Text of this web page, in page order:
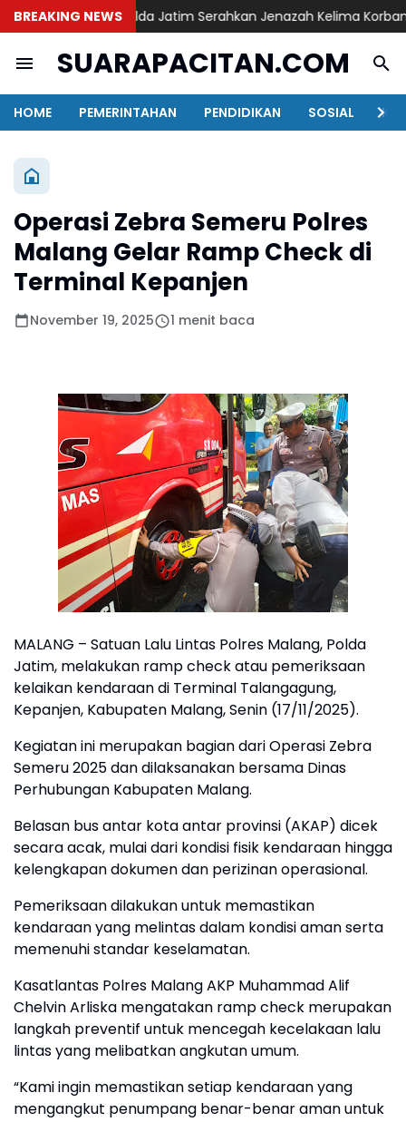
BREAKING NEWS
DVI Polda Jatim Serahkan Jenazah Kelima Korban KM
SUARAPACITAN.COM
HOME PEMERINTAHAN PENDIDIKAN SOSIAL
Operasi Zebra Semeru Polres
Malang Gelar Ramp Check di
Terminal Kepanjen
November 19, 2025 1 menit baca
MALANG – Satuan Lalu Lintas Polres Malang, Polda
Jatim, melakukan ramp check atau pemeriksaan
kelaikan kendaraan di Terminal Talangagung,
Kepanjen, Kabupaten Malang, Senin (17/11/2025).
Kegiatan ini merupakan bagian dari Operasi Zebra
Semeru 2025 dan dilaksanakan bersama Dinas
Perhubungan Kabupaten Malang.
Belasan bus antar kota antar provinsi (AKAP) dicek
secara acak, mulai dari kondisi fisik kendaraan hingga
kelengkapan dokumen dan perizinan operasional.
Pemeriksaan dilakukan untuk memastikan
kendaraan yang melintas dalam kondisi aman serta
memenuhi standar keselamatan.
Kasatlantas Polres Malang AKP Muhammad Alif
Chelvin Arliska mengatakan ramp check merupakan
langkah preventif untuk mencegah kecelakaan lalu
lintas yang melibatkan angkutan umum.
“Kami ingin memastikan setiap kendaraan yang
mengangkut penumpang benar-benar aman untuk